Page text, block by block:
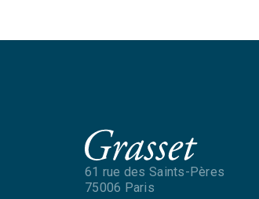
61 rue des Saints-Pères
75006 Paris